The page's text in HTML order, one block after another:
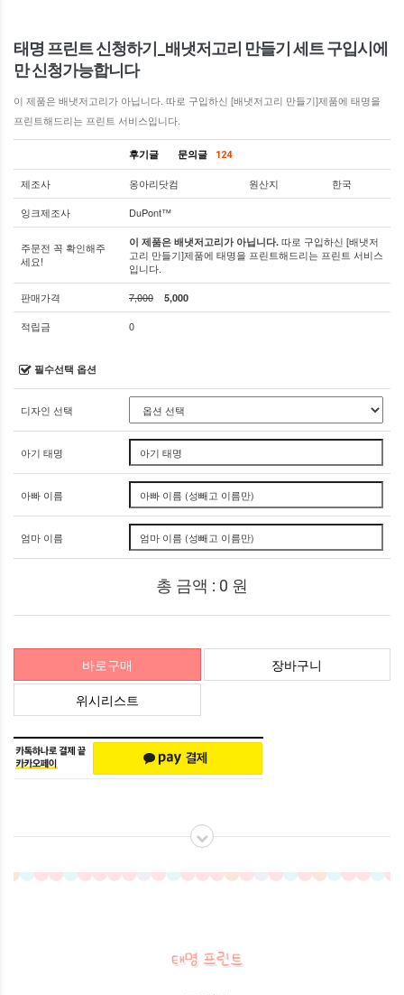
태명 프린트 신청하기_배냇저고리 만들기 세트 구입시에
만 신청가능합니다
이 제품은 배냇저고리가 아닙니다. 따로 구입하신 [배냇저고리 만들기]제품에 태명을
프린트해드리는 프린트 서비스입니다.
후기글 문의글 124
제조사 옹아리닷컴 원산지
한국
잉크제조사
DuPont™
주문전 꼭 확인해주
세요!
이 제품은 배냇저고리가 아닙니다. 따로 구입하신 [배냇저
고리 만들기]제품에 태명을 프린트해드리는 프린트 서비스
입니다.
판매가격
7,000 5,000
적립금 0
필수선택 옵션
디자인 선택
아기 태명
아빠 이름
엄마 이름
총 금액 : 0 원
바로구매
장바구니
위시리스트